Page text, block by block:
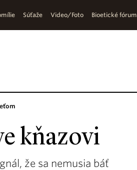
Súťaže Video/Foto Bioetické fórum
kňazovi
že sa nemusia báť